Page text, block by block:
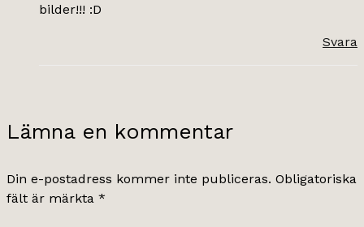
bilder!!! :D
Svara
Lämna en kommentar
Din e-postadress kommer inte publiceras. Obligatoriska
fält är märkta *